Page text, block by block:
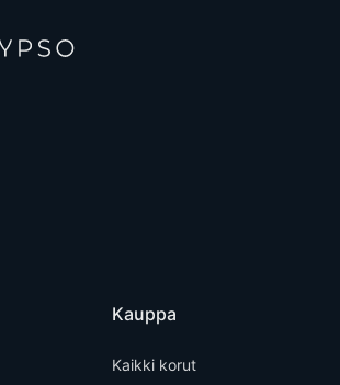
Kauppa
Kaikki korut